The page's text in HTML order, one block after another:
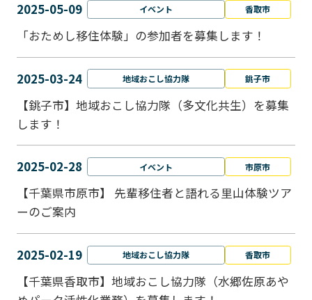
2025-05-09 イベント 香取市
「おためし移住体験」の参加者を募集します！
2025-03-24 地域おこし協力隊 銚子市
【銚子市】地域おこし協力隊（多文化共生）を募集
します！
2025-02-28 イベント 市原市
【千葉県市原市】 先輩移住者と語れる里山体験ツア
ーのご案内
2025-02-19 地域おこし協力隊 香取市
【千葉県香取市】地域おこし協力隊（水郷佐原あや